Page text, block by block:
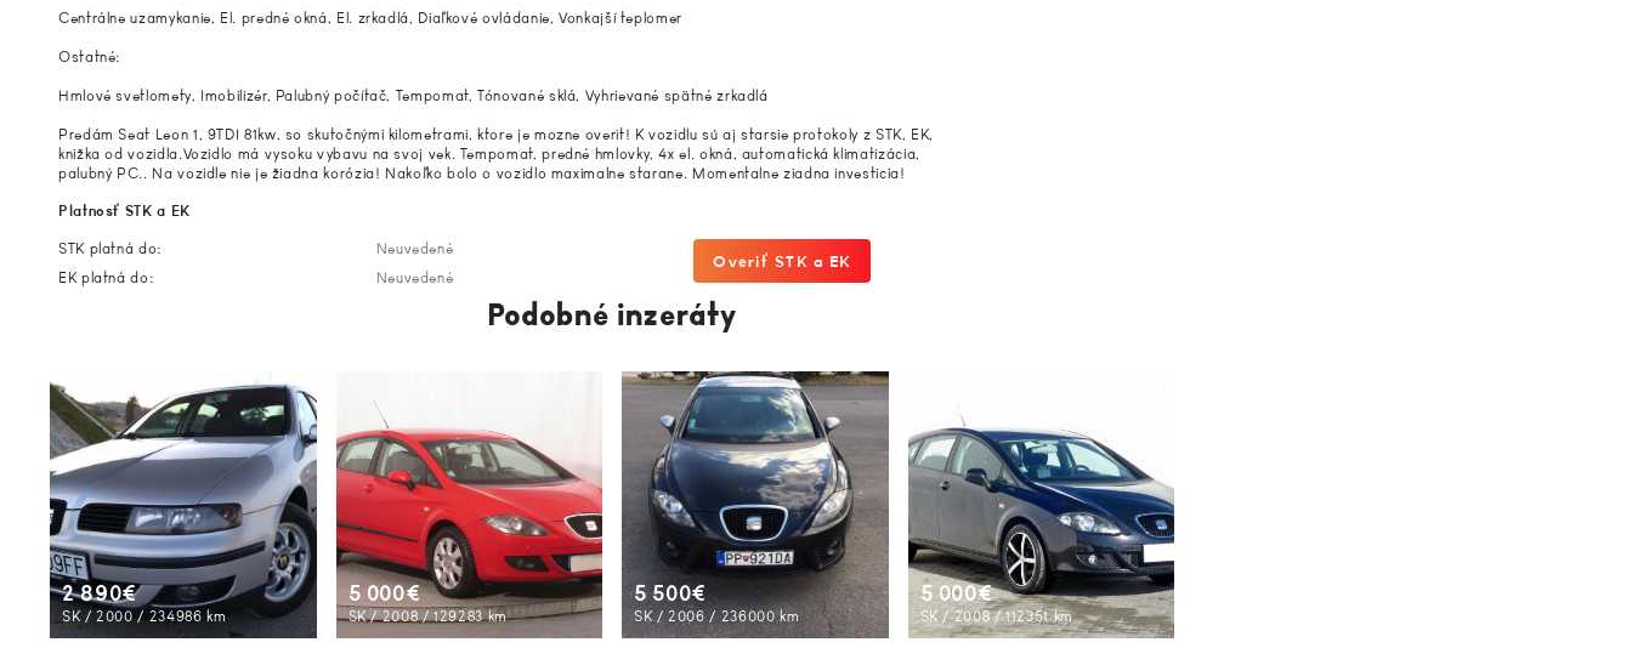
Centrálne uzamykanie, El. predné okná, El. zrkadlá, Diaľkové ovládanie, Vonkajší teplomer
Ostatné:
Hmlové svetlomety, Imobilizér, Palubný počítač, Tempomat, Tónované sklá, Vyhrievané spätné zrkadlá
Predám Seat Leon 1, 9TDI 81kw, so skutočnými kilometrami, ktore je mozne overit! K vozidlu sú aj starsie protokoly z STK, EK,
knižka od vozidla.Vozidlo má vysoku vybavu na svoj vek. Tempomat, predné hmlovky, 4x el. okná, automatická klimatizácia,
palubný PC.. Na vozidle nie je žiadna korózia! Nakoľko bolo o vozidlo maximalne starane. Momentalne ziadna investicia!
Platnosť STK a EK
STK platná do:
Neuvedené
EK platná do:
Neuvedené
Overiť STK a EK
Podobné inzeráty
2 890€
SK / 2000 / 234986 km
5 000€
SK / 2008 / 129283 km
5 500€
SK / 2006 / 236000 km
5 000€
SK / 2008 / 112351 km